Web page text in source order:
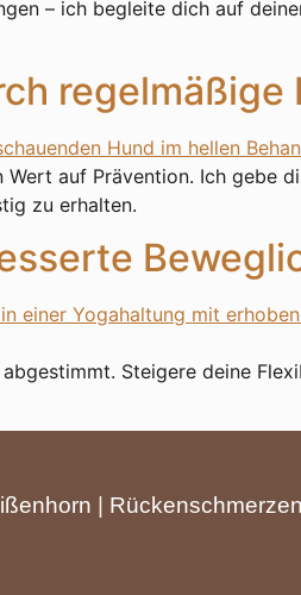
– ich begleite dich auf
regelmäßige
auf Prävention. Ich gebe
zu erhalten.
Steigere deine